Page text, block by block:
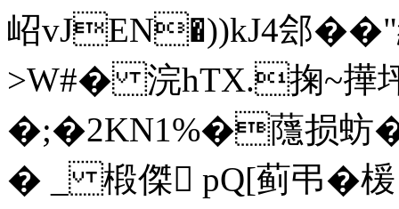
岹vJEN�))kJ4郐
>W#� 浣hTX.掬~撶坪
�;�2KN1%�蘟损
� _ 椴傑 pQ[蓟弔�